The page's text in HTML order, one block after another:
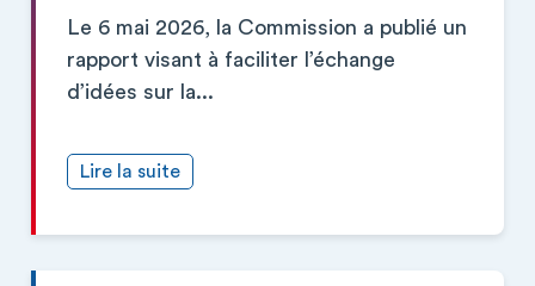
Le 6 mai 2026, la Commission a publié un
rapport visant à faciliter l’échange
d’idées sur la...
Lire la suite